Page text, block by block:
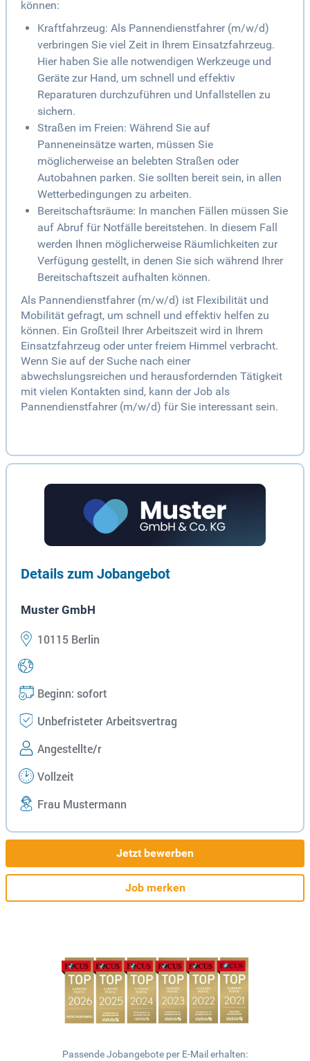
können:
Kraftfahrzeug: Als Pannendienstfahrer (m/w/d)
verbringen Sie viel Zeit in Ihrem Einsatzfahrzeug.
Hier haben Sie alle notwendigen Werkzeuge und
Geräte zur Hand, um schnell und effektiv
Reparaturen durchzuführen und Unfallstellen zu
sichern.
Straßen im Freien: Während Sie auf
Panneneinsätze warten, müssen Sie
möglicherweise an belebten Straßen oder
Autobahnen parken. Sie sollten bereit sein, in allen
Wetterbedingungen zu arbeiten.
Bereitschaftsräume: In manchen Fällen müssen Sie
auf Abruf für Notfälle bereitstehen. In diesem Fall
werden Ihnen möglicherweise Räumlichkeiten zur
Verfügung gestellt, in denen Sie sich während Ihrer
Bereitschaftszeit aufhalten können.
Als Pannendienstfahrer (m/w/d) ist Flexibilität und
Mobilität gefragt, um schnell und effektiv helfen zu
können. Ein Großteil Ihrer Arbeitszeit wird in Ihrem
Einsatzfahrzeug oder unter freiem Himmel verbracht.
Wenn Sie auf der Suche nach einer
abwechslungsreichen und herausfordernden Tätigkeit
mit vielen Kontakten sind, kann der Job als
Pannendienstfahrer (m/w/d) für Sie interessant sein.
Details zum Jobangebot
Muster GmbH
10115 Berlin
Beginn: sofort
Unbefristeter Arbeitsvertrag
Angestellte/r
Vollzeit
Frau Mustermann
Jetzt bewerben
Job merken
Passende Jobangebote per E-Mail erhalten: